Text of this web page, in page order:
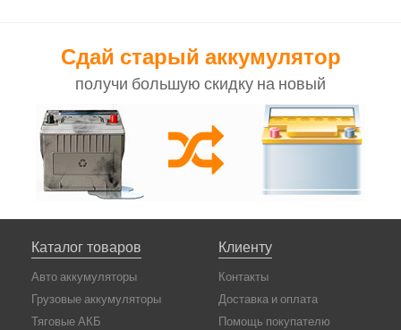
Сдай старый аккумулятор
получи большую скидку на новый
Каталог товаров
Авто аккумуляторы
Грузовые аккумуляторы
Тяговые АКБ
Клиенту
Контакты
Доставка и оплата
Помощь покупателю